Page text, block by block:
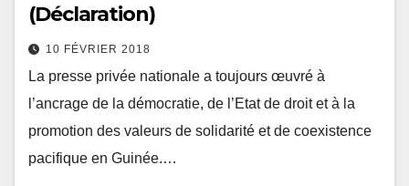
(Déclaration)
10 FÉVRIER 2018
La presse privée nationale a toujours œuvré à
l’ancrage de la démocratie, de l’Etat de droit et à la
promotion des valeurs de solidarité et de coexistence
pacifique en Guinée.…